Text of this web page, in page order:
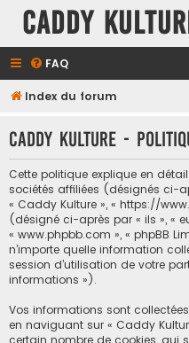
Caddy
FAQ
Index du forum
Caddy Kulture -
Cette politique explique en
sociétés affiliées (désignés ci-
« Caddy Kulture », « https://
(désigné ci-après par « ils », «
« www.phpbb.com », « phpBB
n’importe quelle information
session d’utilisation de votre
informations »).
Vos informations sont
en naviguant sur « Caddy